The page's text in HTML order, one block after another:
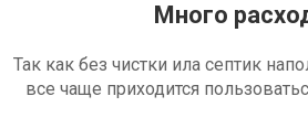
Много
Так как без чистки ила септик
все чаще приходится